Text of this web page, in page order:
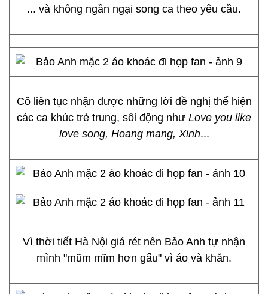
... và không ngần ngại song ca theo yêu cầu.
Cô liên tục nhận được những lời đề nghị thể hiện
các ca khúc trẻ trung, sôi động như Love you like
love song, Hoang mang, Xinh...
Vì thời tiết Hà Nội giá rét nên Bảo Anh tự nhận
mình "mũm mĩm hơn gấu" vì áo và khăn.